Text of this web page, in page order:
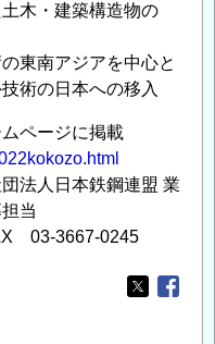
木・建築構造物の
東南アジアを中心と
術の日本への移入
ページに掲載
法人日本鉄鋼連盟 業
当
03-3667-0245
Opens in